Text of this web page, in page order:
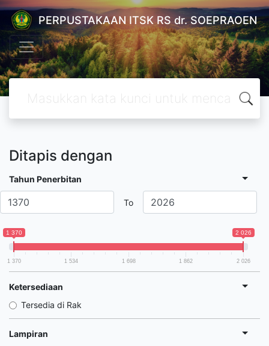
PERPUSTAKAAN ITSK RS dr. SOEPRAOEN
Ditapis dengan
Tahun Penerbitan
To
1 370 2 026
1 370 1 534 1 698 1 862 2 026
Ketersediaan
Tersedia di Rak
Lampiran